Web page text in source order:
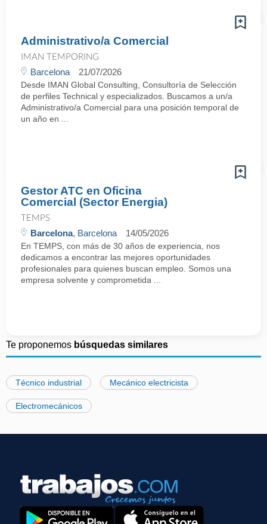
Administrativo/a Comercial
IMAN TEMPORING
Barcelona 21/07/2026
Desde IMAN Global Consulting, Consultoría de Selección
de perfiles Technical y especializados. Buscamos a un/a
Administrativo/a Comercial para una posición temporal de
un año en ...
Gestor ATC en Oficina
Comercial (Sector Energia)
TEMPS
Barcelona, Barcelona 14/05/2026
En TEMPS, con más de 30 años de experiencia, nos
dedicamos a encontrar las mejores oportunidades
profesionales para quienes buscan empleo. Somos una
empresa solvente y comprometida ...
Te proponemos búsquedas similares
Técnico industrial Mecánico electricista
Electromecánicos